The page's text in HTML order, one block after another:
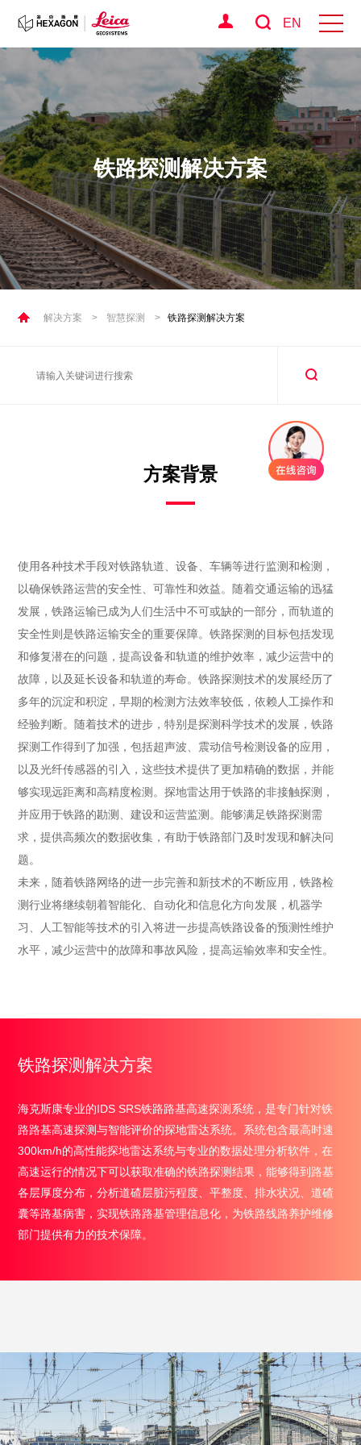
EN
铁路探测解决方案
解决方案 > 智慧探测 > 铁路探测解决方案
方案背景
使用各种技术手段对铁路轨道、设备、车辆等进行监测和检测，
以确保铁路运营的安全性、可靠性和效益。随着交通运输的迅猛
发展，铁路运输已成为人们生活中不可或缺的一部分，而轨道的
安全性则是铁路运输安全的重要保障。铁路探测的目标包括发现
和修复潜在的问题，提高设备和轨道的维护效率，减少运营中的
故障，以及延长设备和轨道的寿命。铁路探测技术的发展经历了
多年的沉淀和积淀，早期的检测方法效率较低，依赖人工操作和
经验判断。随着技术的进步，特别是探测科学技术的发展，铁路
探测工作得到了加强，包括超声波、震动信号检测设备的应用，
以及光纤传感器的引入，这些技术提供了更加精确的数据，并能
够实现远距离和高精度检测。探地雷达用于铁路的非接触探测，
并应用于铁路的勘测、建设和运营监测。能够满足铁路探测需
求，提供高频次的数据收集，有助于铁路部门及时发现和解决问
题。
未来，随着铁路网络的进一步完善和新技术的不断应用，铁路检
测行业将继续朝着智能化、自动化和信息化方向发展，机器学
习、人工智能等技术的引入将进一步提高铁路设备的预测性维护
水平，减少运营中的故障和事故风险，提高运输效率和安全性。
铁路探测解决方案
海克斯康专业的IDS SRS铁路路基高速探测系统，是专门针对铁
路路基高速探测与智能评价的探地雷达系统。系统包含最高时速
300km/h的高性能探地雷达系统与专业的数据处理分析软件，在
高速运行的情况下可以获取准确的铁路探测结果，能够得到路基
各层厚度分布，分析道碴层脏污程度、平整度、排水状况、道碴
囊等路基病害，实现铁路路基管理信息化，为铁路线路养护维修
部门提供有力的技术保障。